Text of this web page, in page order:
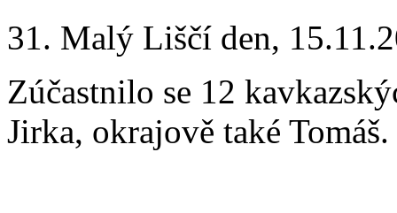
31. Malý Liščí den,
Zúčastnilo se 12
Jirka, okrajově také Tomáš.